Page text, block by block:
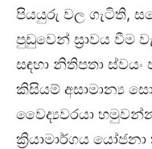
පියයුරු වල ගැටිති,
පුඩුවෙන් ස්‍රාවය වීම
සඳහා නිතිපතා
කිසියම් අසාමාන්‍ය
වෛද්‍යවරයා
ක්‍රියාමාර්ගය